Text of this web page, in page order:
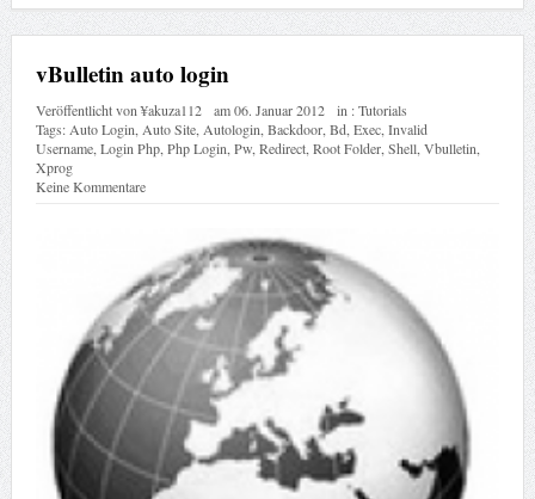
vBulletin auto login
Veröffentlicht von¥akuza112 am06. Januar 2012 in :Tutorials
Tags: Auto Login Auto Site, Autologin Backdoor, Bd, Exec, Invalid
Username, Login Php, Php Login Pw, Redirect, Root Folder, Shell, Vbulletin
Xprog
Keine Kommentare